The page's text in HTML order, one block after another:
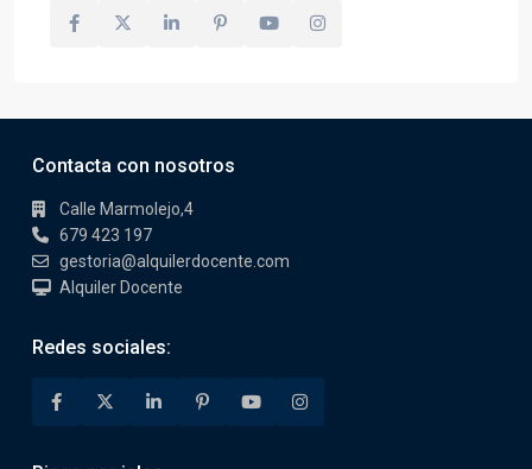
Contacta con nosotros
Calle Marmolejo,4
679 423 197
gestoria@alquilerdocente.com
Alquiler Docente
Redes sociales: